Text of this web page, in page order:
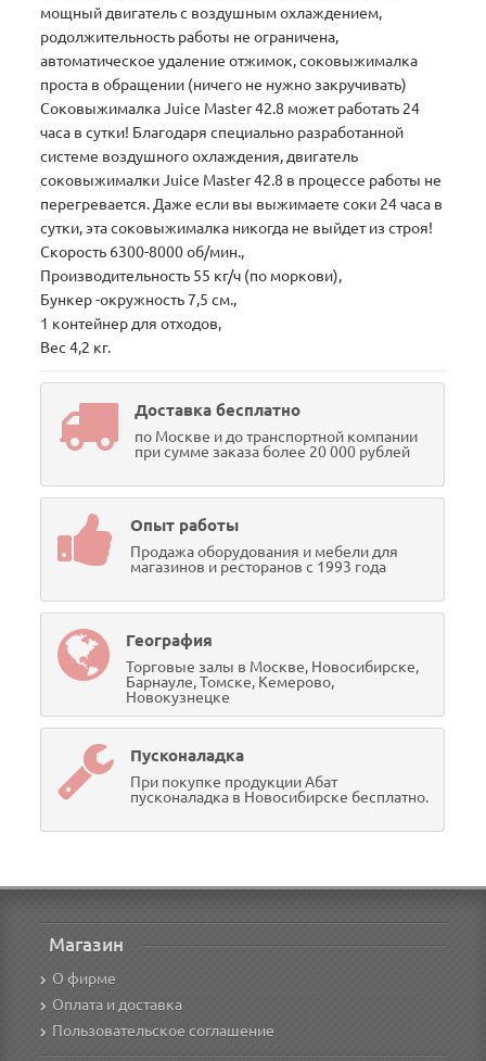
мощный двигатель с воздушным охлаждением,
родолжительность работы не ограничена,
автоматическое удаление отжимок, соковыжималка
проста в обращении (ничего не нужно закручивать)
Соковыжималка Juice Master 42.8 может работать 24
часа в сутки! Благодаря специально разработанной
системе воздушного охлаждения, двигатель
соковыжималки Juice Master 42.8 в процессе работы не
перегревается. Даже если вы выжимаете соки 24 часа в
сутки, эта соковыжималка никогда не выйдет из строя!
Скорость 6300-8000 об/мин.,
Производительность 55 кг/ч (по моркови),
Бункер -окружность 7,5 см.,
1 контейнер для отходов,
Вес 4,2 кг.
Доставка бесплатно
по Москве и до транспортной компании
при сумме заказа более 20 000 рублей
Опыт работы
Продажа оборудования и мебели для
магазинов и ресторанов с 1993 года
География
Торговые залы в Москве, Новосибирске,
Барнауле, Томске, Кемерово,
Новокузнецке
Пусконаладка
При покупке продукции Абат
пусконаладка в Новосибирске бесплатно.
Магазин
О фирме
Оплата и доставка
Пользовательское соглашение